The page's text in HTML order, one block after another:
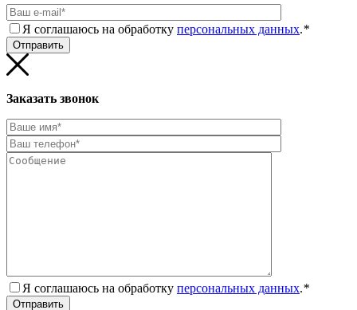
Я соглашаюсь на обработку персональных данных.*
Заказать звонок
Я соглашаюсь на обработку персональных данных.*